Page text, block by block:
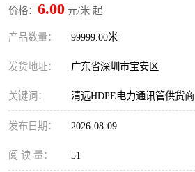
价格： 6.00 元/米 起
产品数量： 99999.00米
发货地址： 广东省深圳市宝安区
关键词： 清远HDPE电力通讯管供货商
发布日期： 2026-08-09
阅 读 量： 51